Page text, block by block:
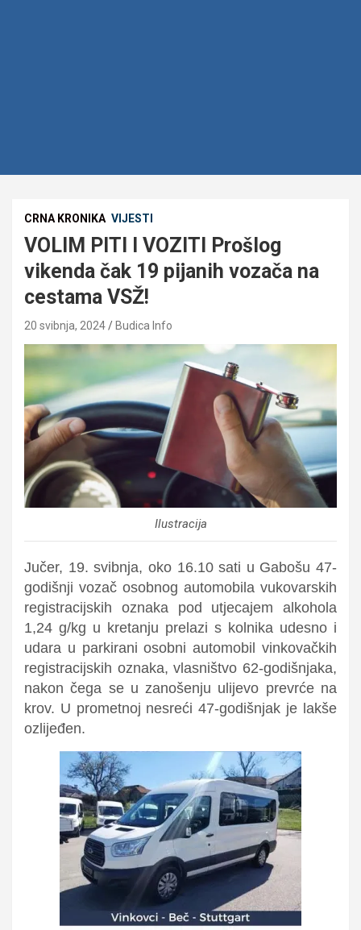
CRNA KRONIKA VIJESTI
VOLIM PITI I VOZITI Prošlog
vikenda čak 19 pijanih vozača na
cestama VSŽ!
20 svibnja, 2024 Budica Info
Ilustracija
Jučer, 19. svibnja, oko 16.10 sati u Gabošu 47-
godišnji vozač osobnog automobila vukovarskih
registracijskih oznaka pod utjecajem alkohola
1,24 g/kg u kretanju prelazi s kolnika udesno i
udara u parkirani osobni automobil vinkovačkih
registracijskih oznaka, vlasništvo 62-godišnjaka,
nakon čega se u zanošenju ulijevo prevrće na
krov. U prometnoj nesreći 47-godišnjak je lakše
ozlijeđen.